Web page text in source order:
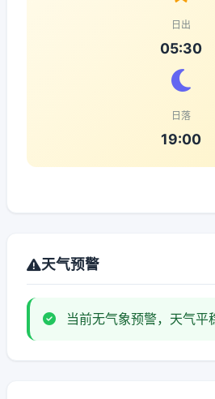
日出
05:30
日落
19:00
天气预警
当前无气象预警，天气平